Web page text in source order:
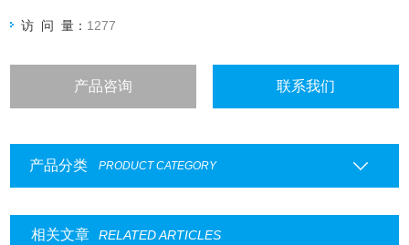
访 问 量： 1277
产品咨询 联系我们
产品分类 PRODUCT CATEGORY
相关文章 RELATED ARTICLES